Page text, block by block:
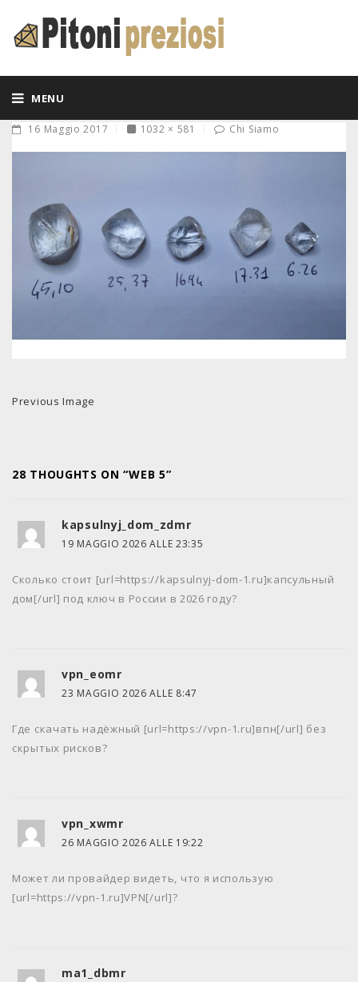
MENU
16 Maggio 2017 1032 × 581 Chi Siamo
Previous Image
28 THOUGHTS ON “WEB 5”
kapsulnyj_dom_zdmr
19 MAGGIO 2026 ALLE 23:35
Сколько стоит [url=https://kapsulnyj-dom-1.ru]капсульный
дом[/url] под ключ в России в 2026 году?
vpn_eomr
23 MAGGIO 2026 ALLE 8:47
Где скачать надёжный [url=https://vpn-1.ru]впн[/url] без
скрытых рисков?
vpn_xwmr
26 MAGGIO 2026 ALLE 19:22
Может ли провайдер видеть, что я использую
[url=https://vpn-1.ru]VPN[/url]?
ma1_dbmr